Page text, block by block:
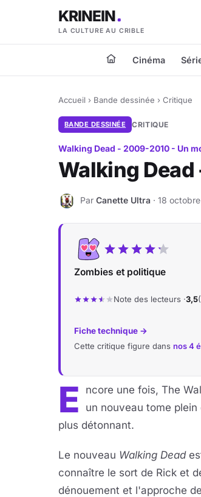
KRINEIN
LA CULTURE AU CRIBLE
Cinéma
Accueil › Bande dessinée › Critique
BANDE DESSINÉE CRITIQUE
Walking Dead - 2009-2010 - Un
Walking
C Par Canette Ultra · 18
Zombies et politique
Note des lecteurs ·3,5
Fiche technique →
Cette critique figure dans nos 4
E
ncore une fois, The
un nouveau tome
plus détonnant.
Le nouveau Walking Dead
connaître le sort de Rick et
dénouement et l'approche